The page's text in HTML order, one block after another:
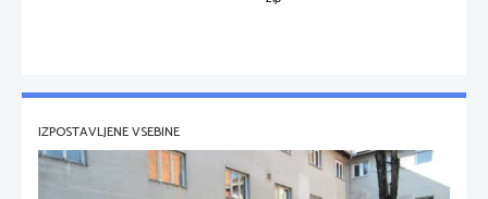
IZPOSTAVLJENE VSEBINE